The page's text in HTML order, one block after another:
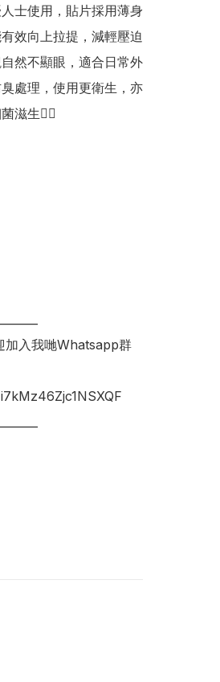
士使用，貼片採用薄身
效向上拉提，減輕壓迫
然不顯眼，適合日常外
處理，使用更衛生，亦
滋生👍🏻
加入我哋Whatsapp群